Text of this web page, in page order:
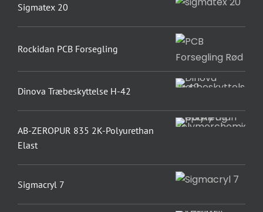
Sigmatex 20
Rockidan PCB Forsegling
Dinova Træbeskyttelse H-42
AB-ZEROPUR 835 2K-Polyurethan
Elast
Sigmacryl 7